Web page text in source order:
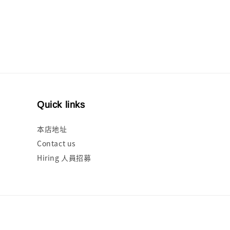
Quick links
本店地址
Contact us
Hiring 人員招募